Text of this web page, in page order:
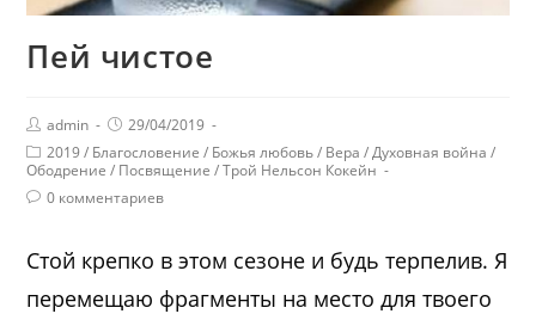
Пей чистое
admin
29/04/2019
2019 / Благословение / Божья любовь / Вера / Духовная война /
Ободрение / Посвящение / Трой Нельсон Кокейн
0 комментариев
Стой крепко в этом сезоне и будь терпелив. Я
перемещаю фрагменты на место для твоего